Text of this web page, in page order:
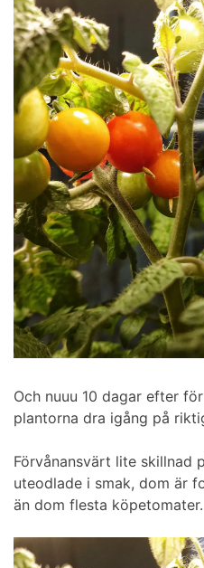
Och nuuu 10 dagar efter
plantorna dra igång på
Förvånansvärt lite skillnad
uteodlade i smak, dom är
än dom flesta köpetomater.